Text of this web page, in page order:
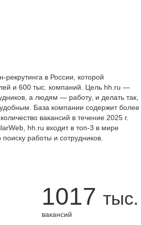
в России, которой
и 600 тыс. компаний. Цель hh.ru —
а людям — работу, и делать так,
База компании содержит более
вакансий в течение 2025 г.
hh.ru входит в топ-3 в мире
работы и сотрудников.
1017 тыс.
вакансий